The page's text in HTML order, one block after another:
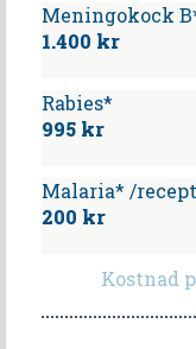
Meningokock
1.400 kr
Rabies*
995 kr
Malaria* /recept
200 kr
Kostnad